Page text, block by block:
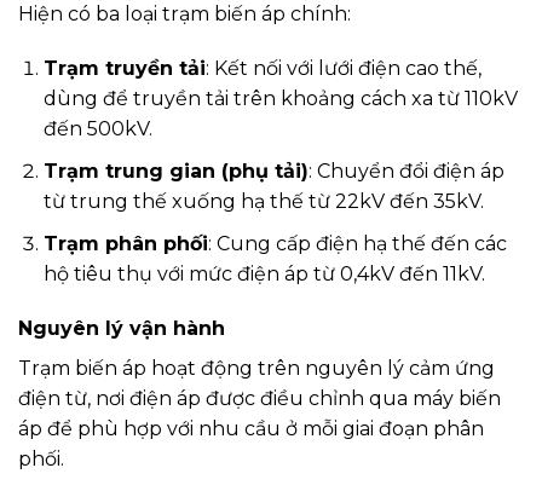
Hiện có ba loại trạm biến áp chính:
Trạm truyền tải: Kết nối với lưới điện cao thế,
dùng để truyền tải trên khoảng cách xa từ 110kV
đến 500kV.
Trạm trung gian (phụ tải): Chuyển đổi điện áp
từ trung thế xuống hạ thế từ 22kV đến 35kV.
Trạm phân phối: Cung cấp điện hạ thế đến các
hộ tiêu thụ với mức điện áp từ 0,4kV đến 11kV.
Nguyên lý vận hành
Trạm biến áp hoạt động trên nguyên lý cảm ứng
điện từ, nơi điện áp được điều chỉnh qua máy biến
áp để phù hợp với nhu cầu ở mỗi giai đoạn phân
phối.